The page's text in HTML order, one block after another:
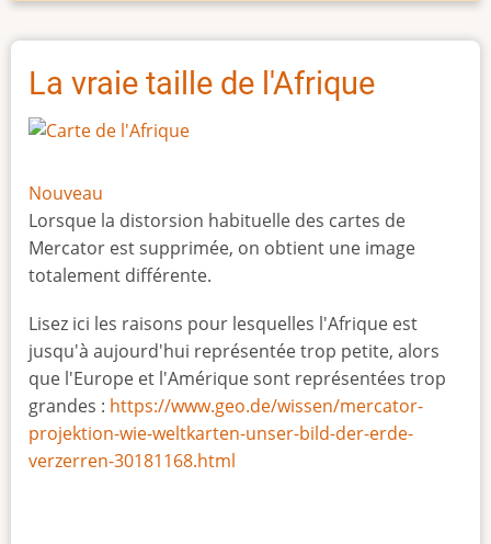
La vraie taille de l'Afrique
Nouveau
Lorsque la distorsion habituelle des cartes de
Mercator est supprimée, on obtient une image
totalement différente.
Lisez ici les raisons pour lesquelles l'Afrique est
jusqu'à aujourd'hui représentée trop petite, alors
que l'Europe et l'Amérique sont représentées trop
grandes : https://www.geo.de/wissen/mercator-
projektion-wie-weltkarten-unser-bild-der-erde-
verzerren-30181168.html